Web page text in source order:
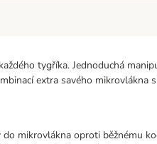
tygříka. Jednoduchá
extra savého mikrovlákna
mikrovlákna oproti běžnému